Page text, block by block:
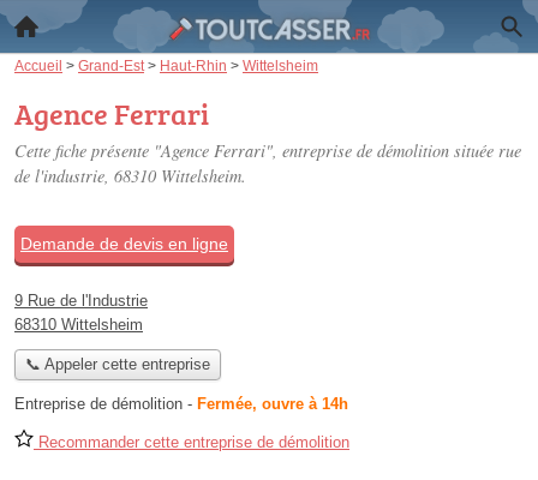
Accueil > Grand-Est > Haut-Rhin > Wittelsheim
Agence Ferrari
Cette fiche présente "Agence Ferrari", entreprise de démolition située rue
de l'industrie, 68310 Wittelsheim.
Demande de devis en ligne
9 Rue de l'Industrie
68310 Wittelsheim
📞 Appeler cette entreprise
Entreprise de démolition - Fermée, ouvre à 14h
Recommander cette entreprise de démolition